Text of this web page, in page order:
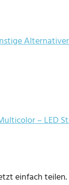
– LED
einfach teilen.